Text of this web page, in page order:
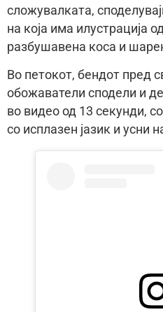
сложувалката,
на која има илустрација
разбушавена коса и
Во петокот, бендот пред
обожаватели сподели и
во видео од 13 секунди,
со исплазен јазик и усни